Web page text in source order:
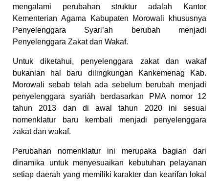
mengalami perubahan struktur adalah Kantor
Kementerian Agama Kabupaten Morowali khususnya
Penyelenggara Syari’ah berubah menjadi
Penyelenggara Zakat dan Wakaf.
Untuk diketahui, penyelenggara zakat dan wakaf
bukanlan hal baru dilingkungan Kankemenag Kab.
Morowali sebab telah ada sebelum berubah menjadi
penyelenggara syariáh berdasarkan PMA nomor 12
tahun 2013 dan di awal tahun 2020 ini sesuai
nomenklatur baru kembali menjadi penyelenggara
zakat dan wakaf.
Perubahan nomenklatur ini merupaka bagian dari
dinamika untuk menyesuaikan kebutuhan pelayanan
setiap daerah yang memiliki karakter dan kearifan lokal